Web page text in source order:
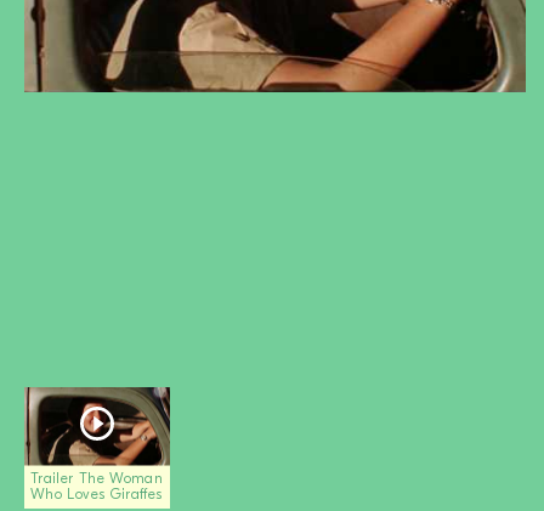
Trailer The Woman
Who Loves Giraffes
ÜBER UNS
Medien
Film-Kits
Login